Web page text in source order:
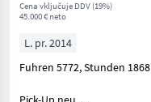
Cena vključuje DDV (19%)
45.000 € neto
L. pr. 2014
Fuhren 5772, Stunden 1868